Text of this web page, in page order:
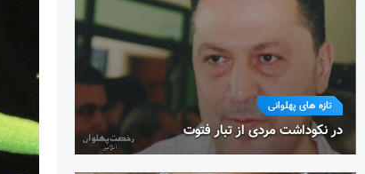
تازه های پهلوانی
در نکوداشت مردی از تبار فتوت